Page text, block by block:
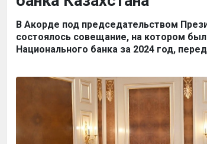
В Акорде под председательством
состоялось совещание, на котором
Национального банка за 2024 год,